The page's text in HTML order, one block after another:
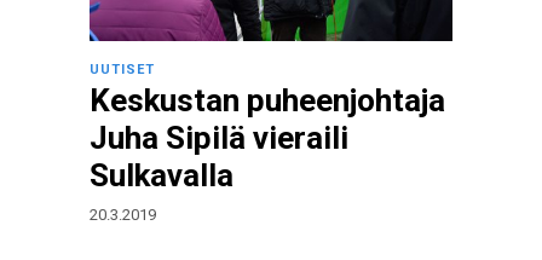
UUTISET
Keskustan puheenjohtaja
Juha Sipilä vieraili
Sulkavalla
20.3.2019